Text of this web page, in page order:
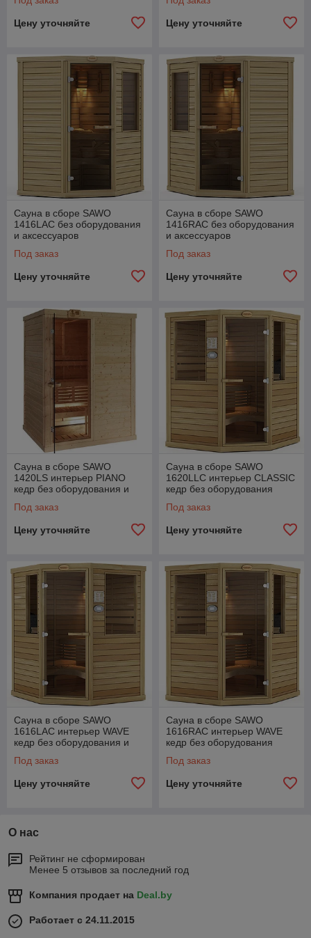
Цену уточняйте Цену уточняйте
Сауна в сборе SAWO
1416LAC без оборудования
и аксессуаров
Под заказ
Цену уточняйте
Сауна в сборе SAWO
1416RAC без оборудования
и аксессуаров
Под заказ
Цену уточняйте
Сауна в сборе SAWO
1420LS интерьер PIANO
кедр без оборудования и
Под заказ
Цену уточняйте
Сауна в сборе SAWO
1620LLC интерьер CLASSIC
кедр без оборудования
Под заказ
Цену уточняйте
Сауна в сборе SAWO
1616LAC интерьер WAVE
кедр без оборудования и
Под заказ
Цену уточняйте
Сауна в сборе SAWO
1616RAC интерьер WAVE
кедр без оборудования
Под заказ
Цену уточняйте
О нас
Рейтинг не сформирован
Менее 5 отзывов за последний год
Компания продает на Deal.by
Работает с 24.11.2015